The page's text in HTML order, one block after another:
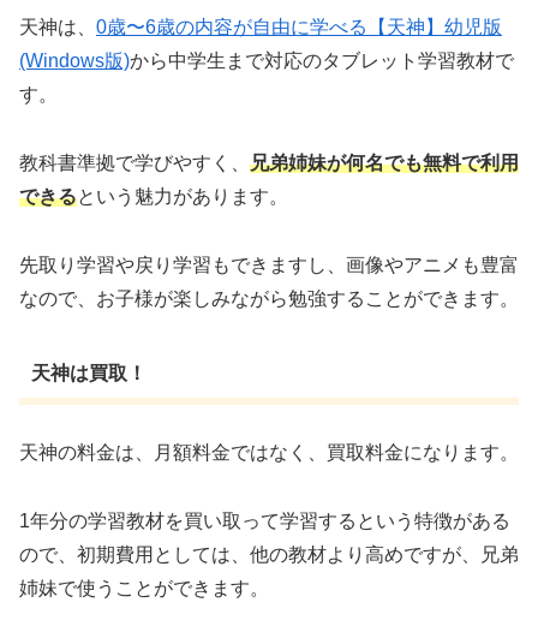
天神は、 0歳〜6歳の内容が自由に学べる【天神】幼児版
(Windows版)から中学生まで対応のタブレット学習教材で
す。
教科書準拠で学びやすく、 兄弟姉妹が何名でも無料で利用
できるという魅力があります。
先取り学習や戻り学習もできますし、画像やアニメも豊富
なので、お子様が楽しみながら勉強することができます。
天神は買取！
天神の料金は、月額料金ではなく、買取料金になります。
1年分の学習教材を買い取って学習するという特徴がある
ので、初期費用としては、他の教材より高めですが、兄弟
姉妹で使うことができます。